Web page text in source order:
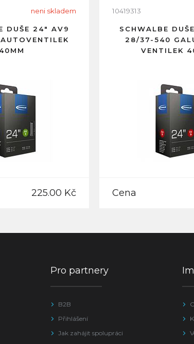
neni skladem
DUŠE 24" AV9
40MM
225.00 Kč
10419313
SCHWALBE
28/37-540
VENTILEK
Cena
Pro partnery
B2B
Přihlášení
Jak zahájit spolupráci